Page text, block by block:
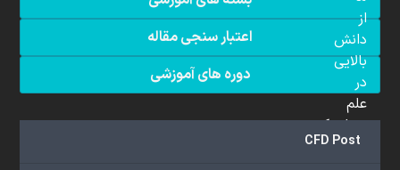
اعتبار سنجی مقاله
دوره های آموزشی
CFD Post
از
دانش
بالایی
در
علم
دینامیک
سیالات